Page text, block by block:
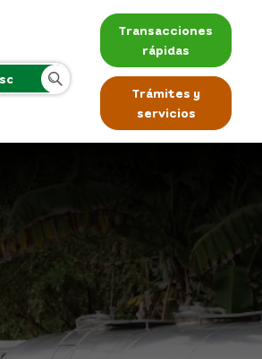
Transacciones
rápidas
Trámites y
servicios